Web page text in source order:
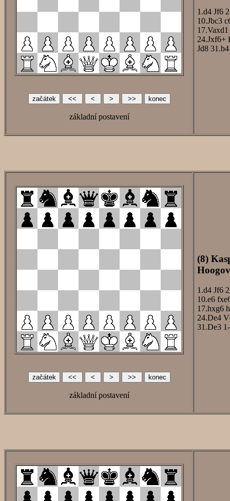
základní postavení
1.d4 Jf6
10.Jbc3
17.Vaxd1
24.Jxf6+
Jd8 31.b4
základní postavení
(8)
1.d4 Jf6
10.e6
17.hxg6
24.De4
31.De3